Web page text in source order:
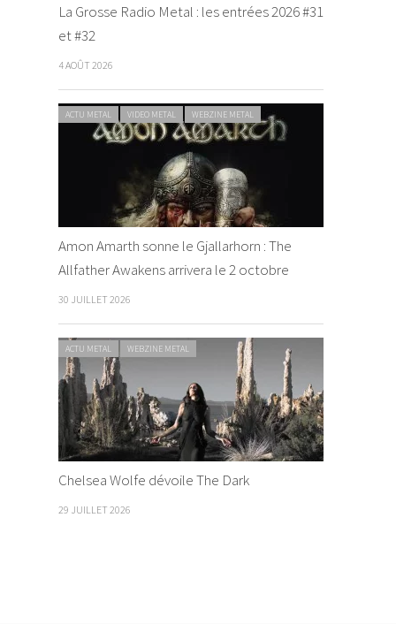
La Grosse Radio Metal : les entrées 2026 #31
et #32
4 AOÛT 2026
ACTU METAL VIDEO METAL WEBZINE METAL
Amon Amarth sonne le Gjallarhorn : The
Allfather Awakens arrivera le 2 octobre
30 JUILLET 2026
ACTU METAL WEBZINE METAL
Chelsea Wolfe dévoile The Dark
29 JUILLET 2026